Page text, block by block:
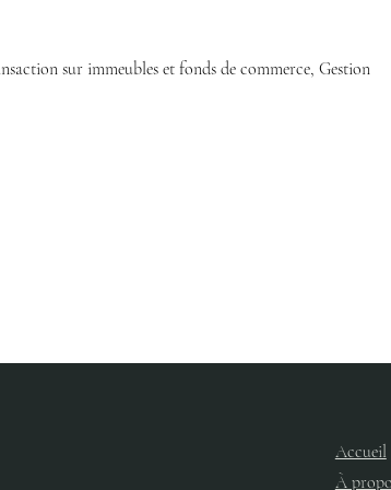
sur immeubles et fonds de commerce, Gestion
Accueil
À